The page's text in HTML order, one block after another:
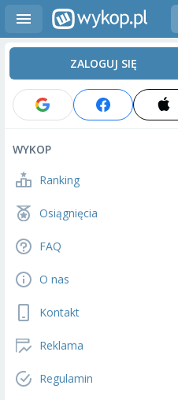
ZALOGUJ SIĘ
WYKOP
Ranking
Osiągnięcia
FAQ
O nas
Kontakt
Reklama
Regulamin